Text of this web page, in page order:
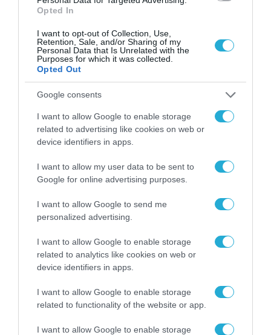
Opted In
I want to opt-out of Collection, Use,
Retention, Sale, and/or Sharing of my
Personal Data that Is Unrelated with the
Purposes for which it was collected.
Opted Out
Google consents
I want to allow Google to enable storage
related to advertising like cookies on web or
device identifiers in apps.
I want to allow my user data to be sent to
Google for online advertising purposes.
I want to allow Google to send me
personalized advertising.
I want to allow Google to enable storage
related to analytics like cookies on web or
device identifiers in apps.
I want to allow Google to enable storage
related to functionality of the website or app.
I want to allow Google to enable storage
SECURITY - CYBERSECURITY
Με ποιον τρόπο μπορούν τα ΑΙ
εργαλεία δημιουργίας deepfake
να σας εξαπατήσουν
14.11.2023